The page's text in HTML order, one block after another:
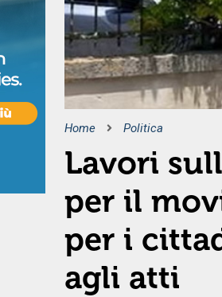
Home Politica
Lavori
per il
per i
agli atti